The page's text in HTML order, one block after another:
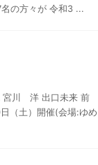
の方々が 令和3 ...
宮川 洋 出口未来 前
（土）開催(会場:ゆめ